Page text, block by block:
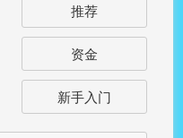
推荐
资金
新手入门